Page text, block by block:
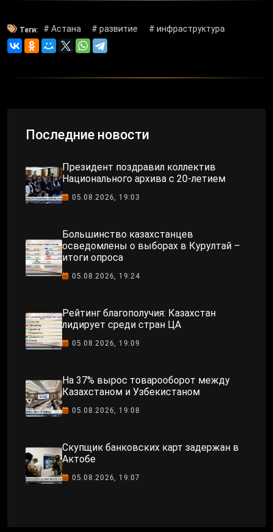
Теги: # Астана # развитие # инфраструктура
Последние новости
Президент поздравил коллектив
Национального архива с 20-летием
05.08.2026, 19:03
Большинство казахстанцев
осведомлены о выборах в Курултай –
итоги опроса
05.08.2026, 19:24
Рейтинг благополучия: Казахстан
лидирует среди стран ЦА
05.08.2026, 19:09
На 37% вырос товарооборот между
Казахстаном и Узбекистаном
05.08.2026, 19:08
Скупщик банковских карт задержан в
Актобе
05.08.2026, 19:07